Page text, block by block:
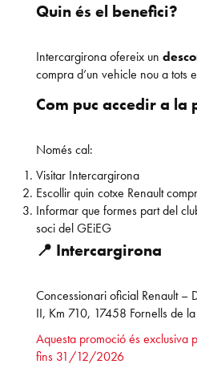
Quin és el benefici?
Intercargirona ofereix un
compra d’un vehicle nou a tots
Com puc accedir a la
Només cal:
Visitar Intercargirona
Escollir quin cotxe Renault
Informar que formes part del
soci del GEiEG
📍 Intercargirona
Concessionari oficial Renault
II, Km 710, 17458 Fornells de
Aquesta promoció és exclusiva
fins 31/12/2026